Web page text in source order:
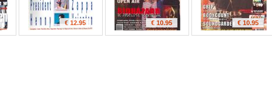
€ 12.95 € 10.95 € 10.95